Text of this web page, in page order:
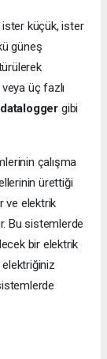
küçük, ister
güneş
üç fazlı
gibi
çalışma
ürettiği
ve elektrik
Bu sistemlerde
bir elektrik